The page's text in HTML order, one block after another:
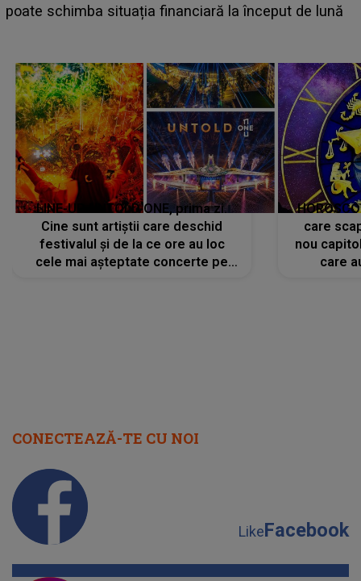
suedeză a ajuns deja în România și s-a filmat din
LINE-UP UNTOLD ONE, prima zi.
Cine sunt artiștii care deschid
festivalul și de la ce ore au loc
cele mai așteptate concerte pe
care
nou
care
CONECTEAZĂ-TE CU NOI
LikeFacebook